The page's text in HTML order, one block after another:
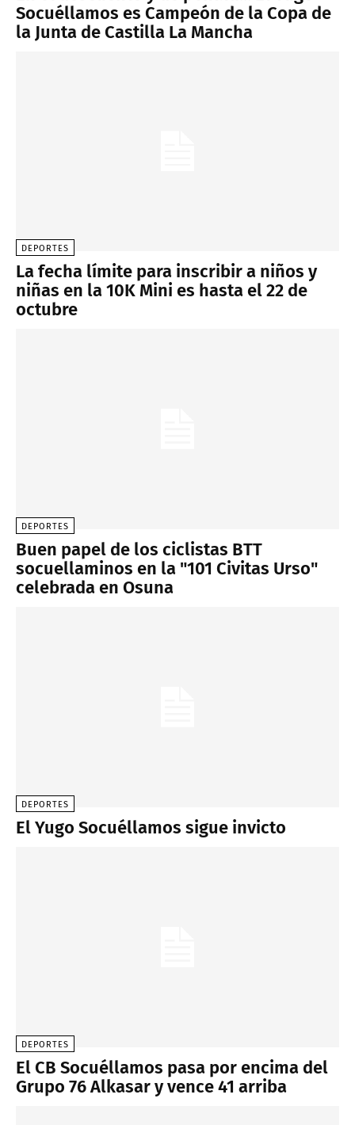
Socuéllamos es Campeón de la Copa de
la Junta de Castilla La Mancha
DEPORTES
La fecha límite para inscribir a niños y
niñas en la 10K Mini es hasta el 22 de
octubre
DEPORTES
Buen papel de los ciclistas BTT
socuellaminos en la "101 Civitas Urso"
celebrada en Osuna
DEPORTES
El Yugo Socuéllamos sigue invicto
DEPORTES
El CB Socuéllamos pasa por encima del
Grupo 76 Alkasar y vence 41 arriba